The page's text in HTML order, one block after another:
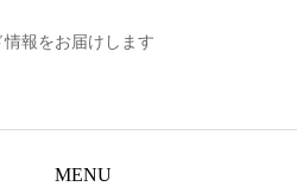
報をお届けします
MENU